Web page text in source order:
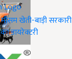
मौसमखेती-बाड़ी
डायरेक्टरी